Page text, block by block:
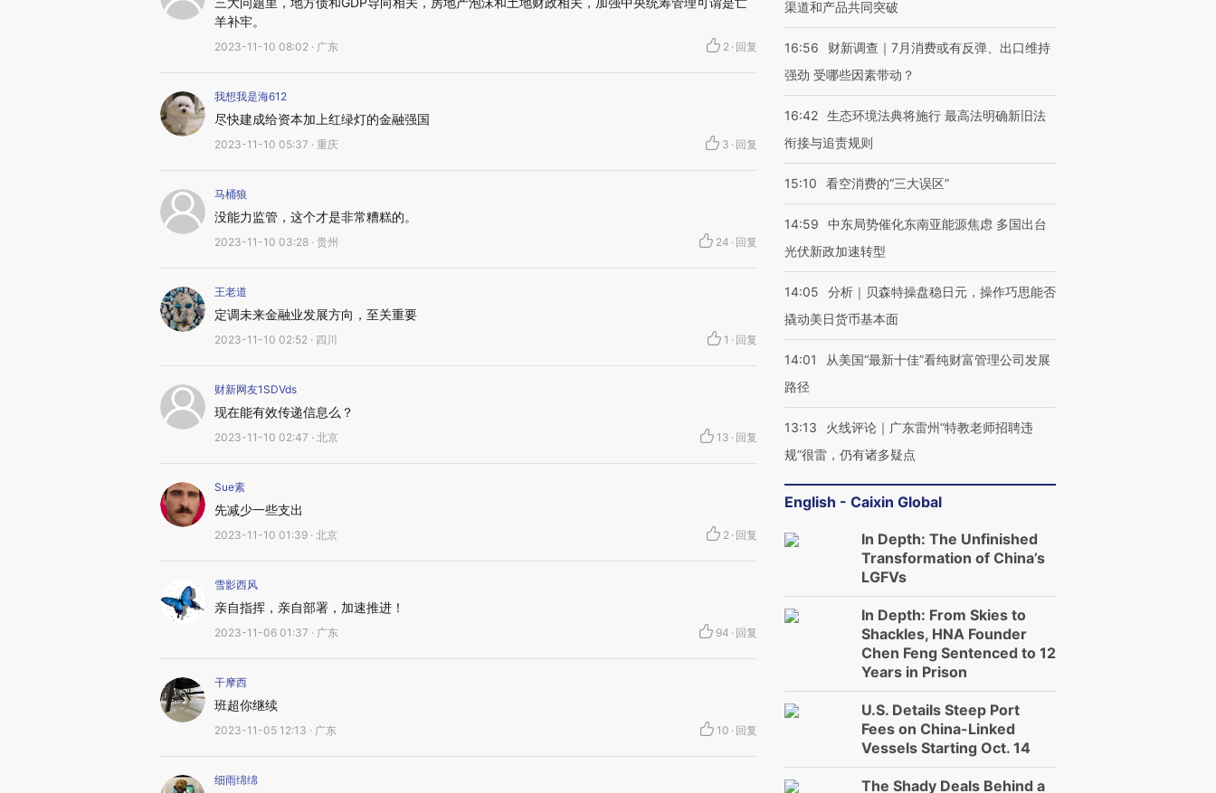
羊补牢。
2023-11-10 08:02 · 广东 2 · 回复
我想我是海612
尽快建成给资本加上红绿灯的金融强国
2023-11-10 05:37 · 重庆 3 · 回复
马桶狼
没能力监管，这个才是非常糟糕的。
2023-11-10 03:28 · 贵州 24 · 回复
王老道
定调未来金融业发展方向，至关重要
2023-11-10 02:52 · 四川 1 · 回复
财新网友1SDVds
现在能有效传递信息么？
2023-11-10 02:47 · 北京 13 · 回复
Sue素
先减少一些支出
2023-11-10 01:39 · 北京 2 · 回复
雪影西风
亲自指挥，亲自部署，加速推进！
2023-11-06 01:37 · 广东 94 · 回复
干摩西
班超你继续
2023-11-05 12:13 · 广东 10 · 回复
细雨绵绵
渠道和产品共同突破
16:56
财新调查｜7月消费或有反弹、出口维持
强劲 受哪些因素带动？
16:42 生态环境法典将施行 最高法明确新旧法
衔接与追责规则
15:10 看空消费的“三大误区”
14:59
中东局势催化东南亚能源焦虑 多国出台
光伏新政加速转型
14:05
分析｜贝森特操盘稳日元，操作巧思能否
撬动美日货币基本面
14:01
从美国“最新十佳”看纯财富管理公司发展
路径
13:13
火线评论｜广东雷州“特教老师招聘违
规”很雷，仍有诸多疑点
English - Caixin Global
In Depth: The Unfinished
Transformation of China’s
LGFVs
In Depth: From Skies to
Shackles, HNA Founder
Chen Feng Sentenced to 12
Years in Prison
U.S. Details Steep Port
Fees on China-Linked
Vessels Starting Oct. 14
The Shady Deals Behind a